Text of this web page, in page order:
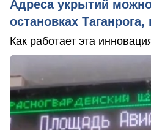
Адреса укрытий
остановках
Как работает эта